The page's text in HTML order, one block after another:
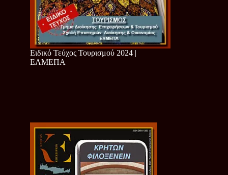
Ειδικό Τεύχος Τουρισμού 2024 |
ΕΛΜΕΠΑ